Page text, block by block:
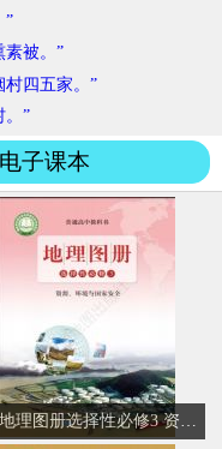
”
素被。”
村四五家。”
。”
子课本